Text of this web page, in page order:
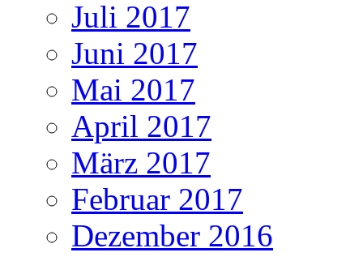
Juli 2017
Juni 2017
Mai 2017
April 2017
März 2017
Februar 2017
Dezember 2016